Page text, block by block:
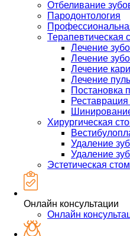
Отбеливание
Пародонтология
Терапевтическая
Лечение
Лечение
Лечение
Лечение
Постановка
Хирургическая
Удаление
Удаление
Эстетическая
Онлайн консультации
Онлайн